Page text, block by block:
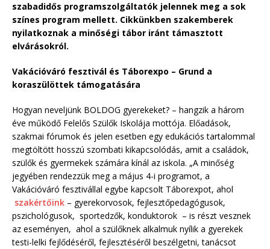
szabadidős programszolgáltatók jelennek meg a sok
színes program mellett. Cikkünkben szakemberek
nyilatkoznak a minőségi tábor iránt támasztott
elvárásokról.
Vakációváró fesztivál és Táborexpo – Grund a
koraszülöttek támogatására
Hogyan neveljünk BOLDOG gyerekeket? – hangzik a három
éve működő Felelős Szülők Iskolája mottója. Előadások,
szakmai fórumok és jelen esetben egy edukációs tartalommal
megtöltött hosszú szombati kikapcsolódás, amit a családok,
szülők és gyermekek számára kínál az iskola. „A minőség
jegyében rendezzük meg a május 4-i programot, a
Vakációváró fesztivállal egybe kapcsolt Táborexpot, ahol
szakértőink – gyerekorvosok, fejlesztőpedagógusok,
pszichológusok, sportedzők, konduktorok – is részt vesznek
az eseményen, ahol a szülőknek alkalmuk nyílik a gyerekek
testi-lelki fejlődéséről, fejlesztéséről beszélgetni, tanácsot